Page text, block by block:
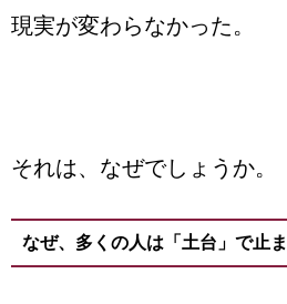
現実が変わらなかった。
それは、なぜでしょうか。
なぜ、多くの人は「土台」で止